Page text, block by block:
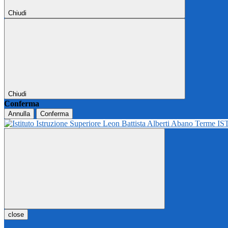
Chiudi
Chiudi
Conferma
Annulla Conferma
close